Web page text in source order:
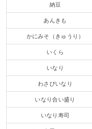
納豆
あんきも
かにみそ（きゅうり）
いくら
いなり
わさびいなり
いなり合い盛り
いなり寿司